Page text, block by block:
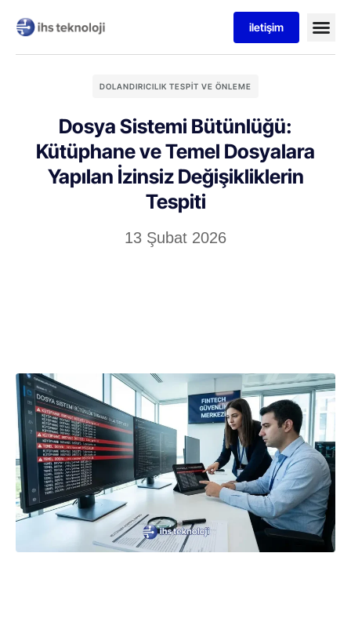
iletişim
DOLANDIRICILIK TESPIT VE ÖNLEME
Dosya Sistemi Bütünlüğü:
Kütüphane ve Temel Dosyalara
Yapılan İzinsiz Değişikliklerin
Tespiti
13 Şubat 2026